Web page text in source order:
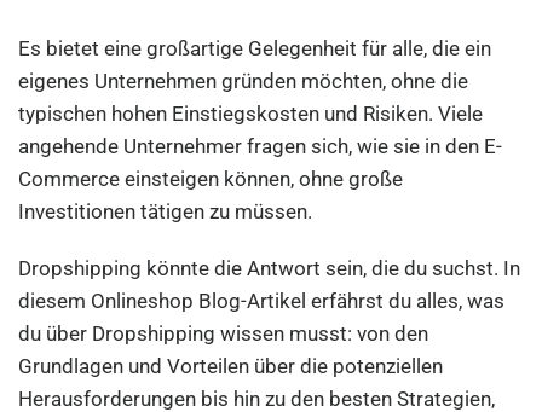
Es bietet eine großartige Gelegenheit für alle, die ein
eigenes Unternehmen gründen möchten, ohne die
typischen hohen Einstiegskosten und Risiken. Viele
angehende Unternehmer fragen sich, wie sie in den E-
Commerce einsteigen können, ohne große
Investitionen tätigen zu müssen.
Dropshipping könnte die Antwort sein, die du suchst. In
diesem Onlineshop Blog-Artikel erfährst du alles, was
du über Dropshipping wissen musst: von den
Grundlagen und Vorteilen über die potenziellen
Herausforderungen bis hin zu den besten Strategien,